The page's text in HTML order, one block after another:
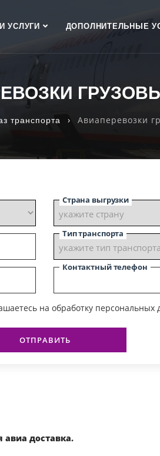
УСЛУГИ ДОПОЛНИТЕЛЬНЫЕ
транспорта › Авиаперевозки
Страна выгрузки
Тип транспорта
Контактный телефон
на обработку персональных
ОТПРАВИТЬ
авиа доставка.